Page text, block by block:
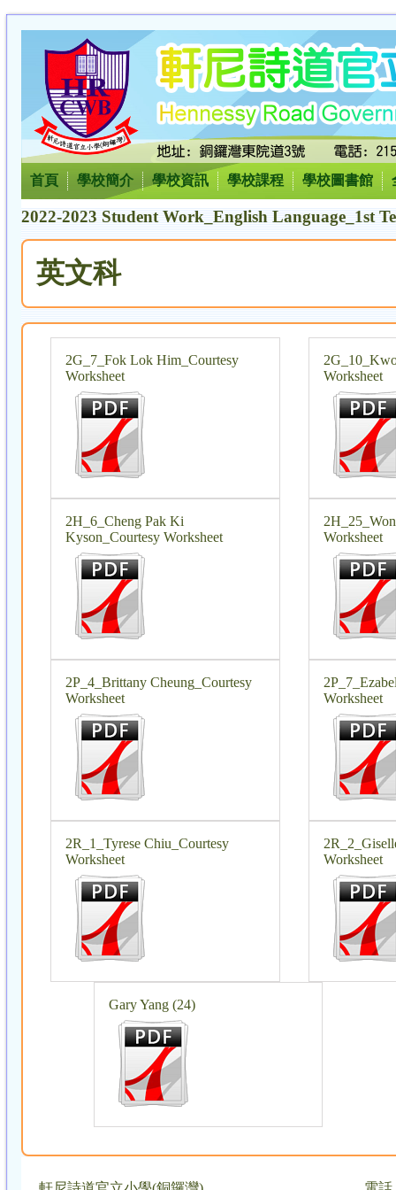
首頁 學校簡介 學校資訊 學校課程 學校圖書館
2022-2023 Student Work_English Language_1st
英文科
2G_7_Fok Lok Him_Courtesy
Worksheet
Worksheet
2H_6_Cheng Pak Ki
Kyson_Courtesy Worksheet
Worksheet
2P_4_Brittany Cheung_Courtesy
Worksheet
Worksheet
2R_1_Tyrese Chiu_Courtesy
Worksheet
Worksheet
Gary Yang (24)